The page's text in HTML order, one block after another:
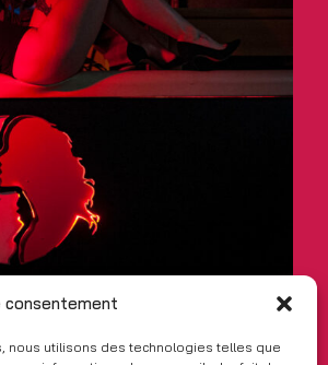
consentement
nous utilisons des technologies telles que